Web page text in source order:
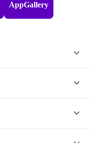
AppGallery